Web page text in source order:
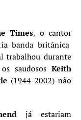
Times, o cantor
banda britânica
trabalhou durante
saudosos Keith
(1944-2002) não
já estariam